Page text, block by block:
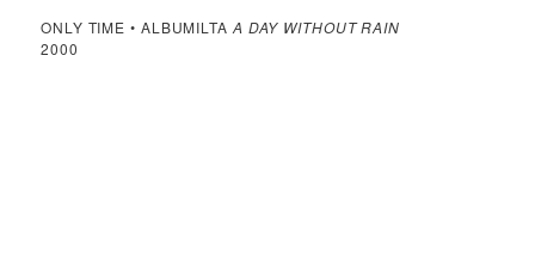
ONLY TIME • ALBUMILTA A DAY WITHOUT RAIN
2000